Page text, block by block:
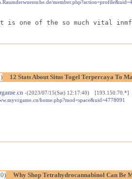
is one of the so much vital
12 Stats About Situs Togel Terpercaya To
-(2023/07/15(Sat) 12:17:40) [193.150.70.*]
home.php?mod=space&uid=4778091
Why Shop Tetrahydrocannabinol Can Be